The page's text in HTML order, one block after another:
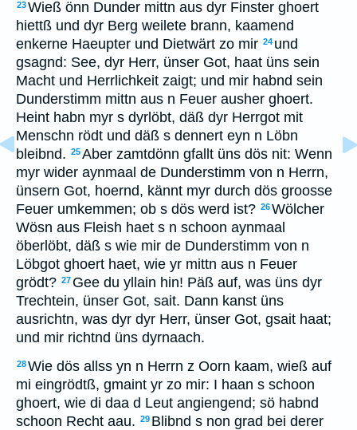
23Wieß önn Dunder mittn aus dyr Finster ghoert
hiettß und dyr Berg weilete brann, kaamend
enkerne Haeupter und Dietwärt zo mir 24 und
gsagnd: See, dyr Herr, ünser Got, haat üns sein
Macht und Herrlichkeit zaigt; und mir habnd sein
Dunderstimm mittn aus n Feuer ausher ghoert.
Heint habn myr s dyrlöbt, däß dyr Herrgot mit
Menschn rödt und däß s dennert eyn n Löbn
bleibnd. 25Aber zamtdönn gfallt üns dös nit: Wenn
myr wider aynmaal de Dunderstimm von n Herrn,
ünsern Got, hoernd, kännt myr durch dös groosse
Feuer umkemmen; ob s dös werd ist? 26Wölcher
Wösn aus Fleish haet s n schoon aynmaal
öberlöbt, däß s wie mir de Dunderstimm von n
Löbgot ghoert haet, wie yr mittn aus n Feuer
grödt? 27 Gee du yllain hin! Päß auf, was üns dyr
Trechtein, ünser Got, sait. Dann kanst üns
ausrichtn, was dyr dyr Herr, ünser Got, gsait haat;
und mir richtnd üns dyrnaach.
28Wie dös allss yn n Herrn z Oorn kaam, wieß auf
mi eingrödtß, gmaint yr zo mir: I haan s schoon
ghoert, wie di daa d Leut angiengend; sö habnd
schoon Recht aau. 29 Blibnd s non grad bei derer